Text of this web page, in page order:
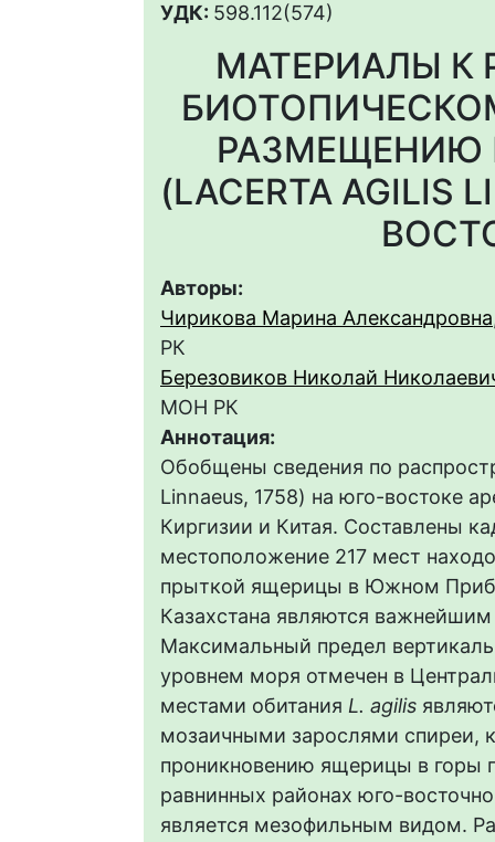
УДК: 598.112(574)
МАТЕРИАЛЫ К
РАЗМЕЩЕНИЮ
(LACERTA AGILIS
Авторы:
Чирикова Марина Александровна
РК
Березовиков Николай
МОН РК
Аннотация:
Обобщены сведения по
Linnaeus, 1758) на юго-востоке
Киргизии и Китая. Составлены
местоположение 217 мест
прыткой ящерицы в Южном
Казахстана являются
Максимальный предел
уровнем моря отмечен в
местами обитания L. agilis
мозаичными зарослями спиреи,
проникновению ящерицы в
равнинных районах юго-
является мезофильным видом.